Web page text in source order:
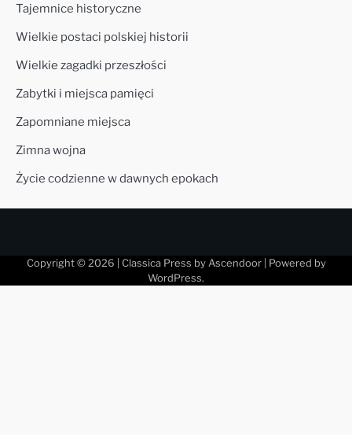
Tajemnice historyczne
Wielkie postaci polskiej historii
Wielkie zagadki przeszłości
Zabytki i miejsca pamięci
Zapomniane miejsca
Zimna wojna
Życie codzienne w dawnych epokach
Copyright © 2026 | Classica Press by Ascendoor| Powered by
WordPress.